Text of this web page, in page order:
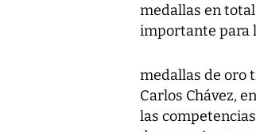
medallas en
importante para
medallas de oro
Carlos Chávez,
las